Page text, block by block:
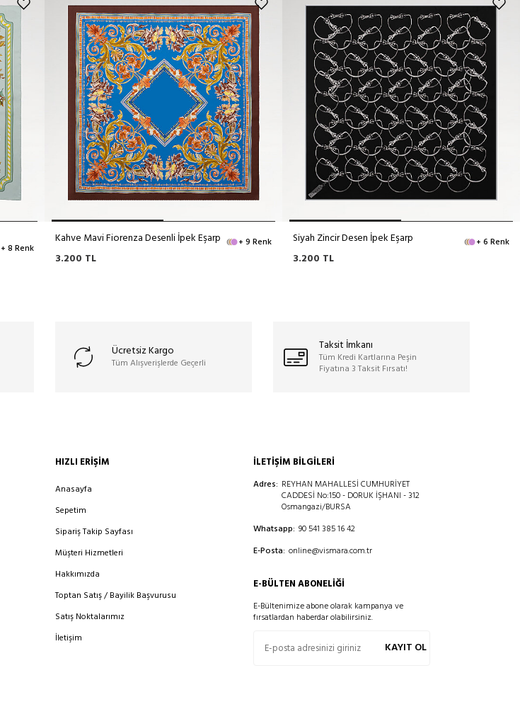
+ 8 Renk
Kahve Mavi Fiorenza Desenli İpek Eşarp + 9 Renk
3.200 TL
Siyah Zincir Desen İpek Eşarp + 6 Renk
3.200 TL
Ücretsiz Kargo
Tüm Alışverişlerde Geçerli
Taksit İmkanı
Tüm Kredi Kartlarına Peşin
Fiyatına 3 Taksit Fırsatı!
HIZLI ERIŞIM
Anasayfa
Sepetim
Sipariş Takip Sayfası
Müşteri Hizmetleri
Hakkımızda
Toptan Satış / Bayilik Başvurusu
Satış Noktalarımız
İletişim
İLETİŞİM BİLGİLERİ
Adres: REYHAN MAHALLESİ CUMHURİYET
CADDESİ No:150 - DORUK İŞHANI - 312
Osmangazi/BURSA
Whatsapp: 90 541 385 16 42
E-Posta: online@vismara.com.tr
E-BÜLTEN ABONELIĞI
E-Bültenimize abone olarak kampanya ve
fırsatlardan haberdar olabilirsiniz.
KAYIT OL